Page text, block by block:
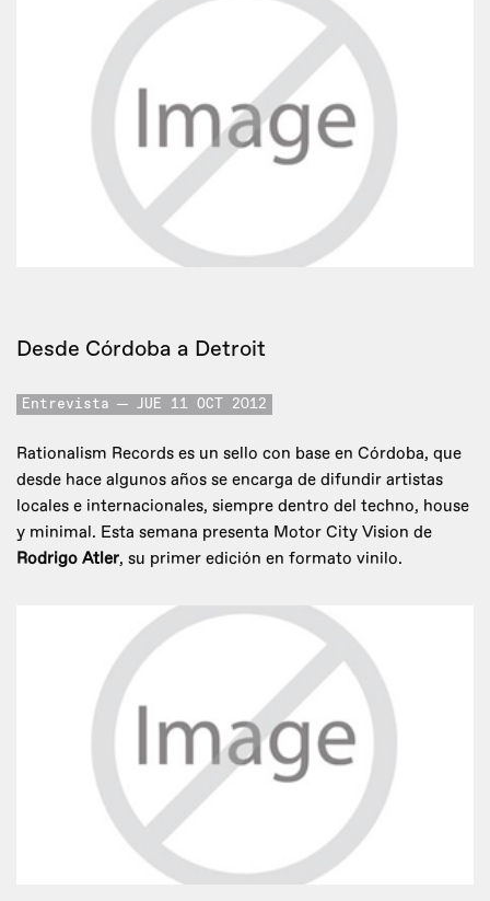
Desde Córdoba a Detroit
Entrevista JUE 11 OCT 2012
Rationalism Records es un sello con base en Córdoba, que
desde hace algunos años se encarga de difundir artistas
locales e internacionales, siempre dentro del techno, house
y minimal. Esta semana presenta Motor City Vision de
Rodrigo Atler, su primer edición en formato vinilo.